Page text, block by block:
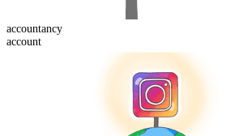
accountancy
account